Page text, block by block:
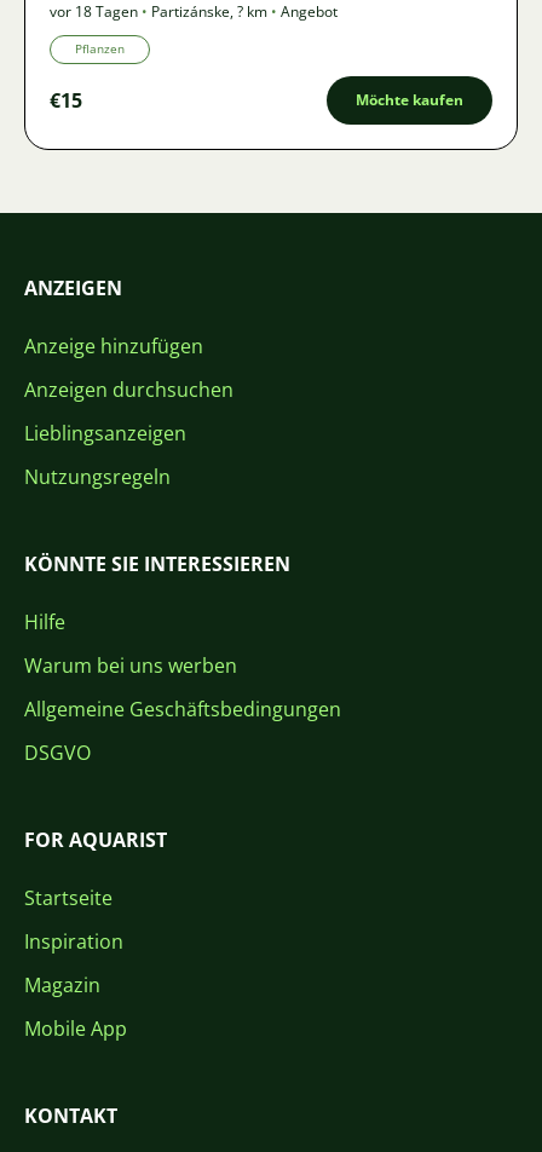
vor 18 Tagen • Partizánske,? km • Angebot
Pflanzen
€15 Möchte kaufen
ANZEIGEN
Anzeige hinzufügen
Anzeigen durchsuchen
Lieblingsanzeigen
Nutzungsregeln
KÖNNTE SIE INTERESSIEREN
Hilfe
Warum bei uns werben
Allgemeine Geschäftsbedingungen
DSGVO
FOR AQUARIST
Startseite
Inspiration
Magazin
Mobile App
KONTAKT